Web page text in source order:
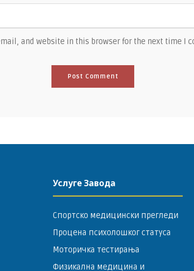
and website in this browser for the next time I
Услуге Завода
Спортско медицински прегледи
Процена психолошког статуса
Моторичка тестирања
Физикална медицина и